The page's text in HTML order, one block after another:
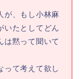
が、もし小林麻
いたとしてどん
は黙って聞いて
って考えて欲し